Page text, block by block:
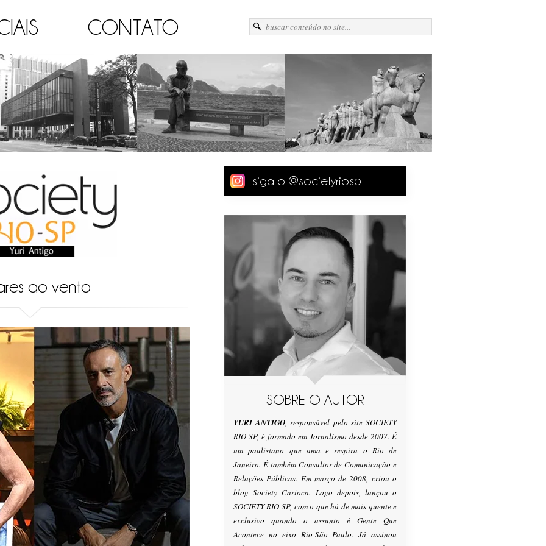
CONTATO
ao vento
siga o @societyriosp
SOBRE O AUTOR
YURI ANTIGO, responsável pelo site SOCIETY
RIO-SP, é formado em Jornalismo desde 2007. É
um paulistano que ama e respira o Rio de
Janeiro. É também Consultor de Comunicação e
Relações Públicas. Em março de 2008, criou o
blog Society Carioca. Logo depois, lançou o
SOCIETY RIO-SP, com o que há de mais quente e
exclusivo quando o assunto é Gente Que
Acontece no eixo Rio-São Paulo. Já assinou